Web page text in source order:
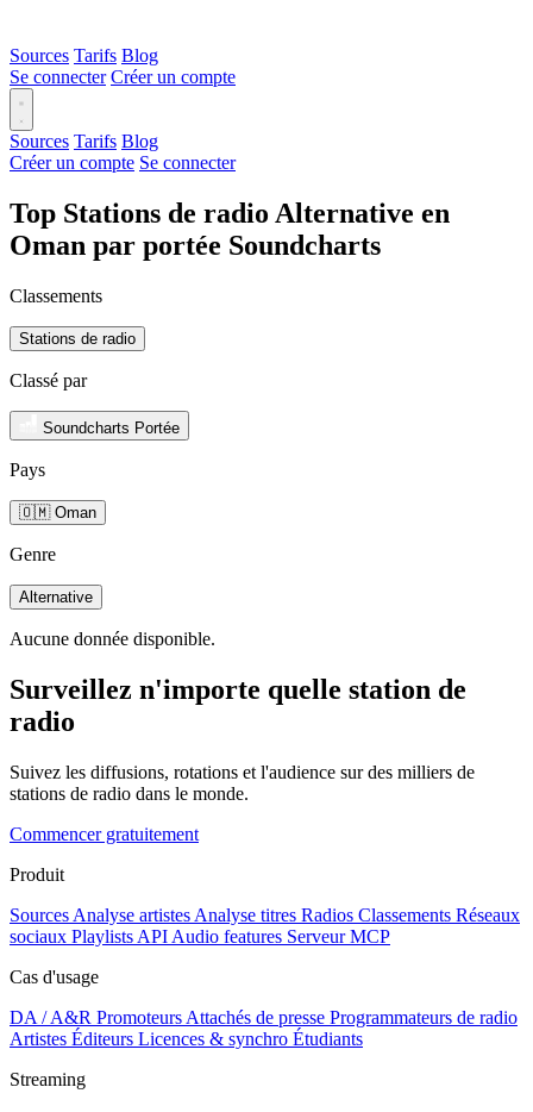
Sources Tarifs Blog
Se connecter Créer un compte
Sources Tarifs Blog
Créer un compte Se connecter
Top Stations de radio Alternative en
Oman par portée Soundcharts
Classements
Stations de radio
Classé par
Soundcharts Portée
Pays
🇴🇲 Oman
Genre
Alternative
Aucune donnée disponible.
Surveillez n'importe quelle station de
radio
Suivez les diffusions, rotations et l'audience sur des milliers de
stations de radio dans le monde.
Commencer gratuitement
Produit
Sources Analyse artistes Analyse titres Radios Classements Réseaux
sociaux Playlists API Audio features Serveur MCP
Cas d'usage
DA / A&R Promoteurs Attachés de presse Programmateurs de radio
Artistes Éditeurs Licences & synchro Étudiants
Streaming